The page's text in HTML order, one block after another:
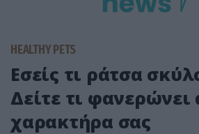
HEALTHY PETS
Εσείς τι ράτσα
Δείτε τι φανερώνει
χαρακτήρα σας